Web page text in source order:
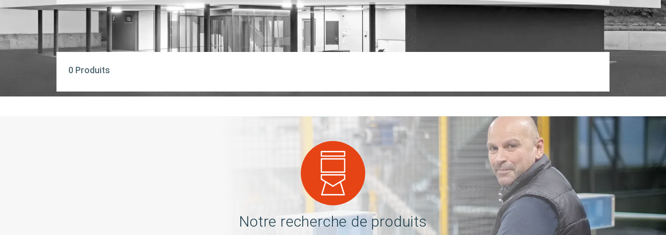
0 Produits
Notre recherche de produits